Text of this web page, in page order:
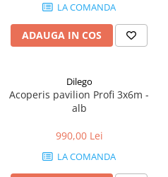
LA COMANDA
ADAUGA IN COS
Dilego
Acoperis pavilion Profi 3x6m -
alb
990,00 Lei
LA COMANDA